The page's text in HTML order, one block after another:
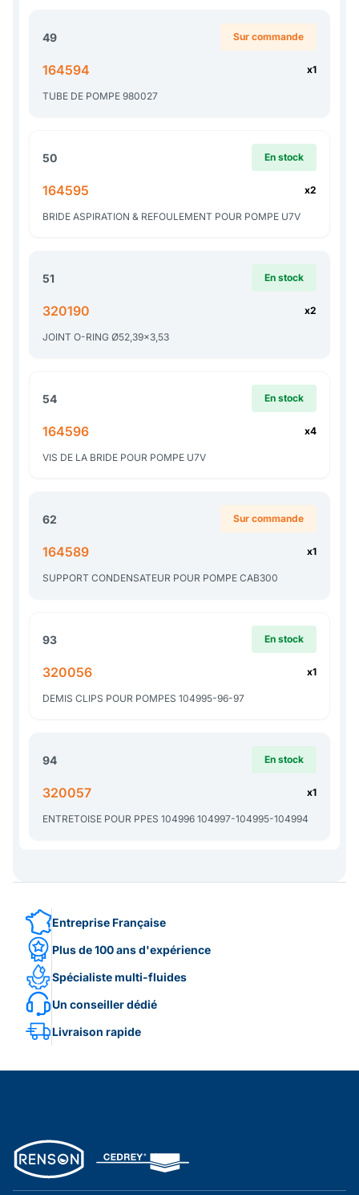
49 Sur commande
164594 x1
TUBE DE POMPE 980027
50 En stock
164595 x2
BRIDE ASPIRATION & REFOULEMENT POUR POMPE U7V
51 En stock
320190 x2
JOINT O-RING Ø52,39x3,53
54 En stock
164596 x4
VIS DE LA BRIDE POUR POMPE U7V
62 Sur commande
164589 x1
SUPPORT CONDENSATEUR POUR POMPE CAB300
93 En stock
320056 x1
DEMIS CLIPS POUR POMPES 104995-96-97
94 En stock
320057 x1
ENTRETOISE POUR PPES 104996 104997-104995-104994
Entreprise Française
Plus de 100 ans d'expérience
Spécialiste multi-fluides
Un conseiller dédié
Livraison rapide